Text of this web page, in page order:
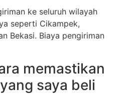
ke seluruh wilayah
seperti Cikampek,
Bekasi. Biaya pengiriman
memastikan
saya beli